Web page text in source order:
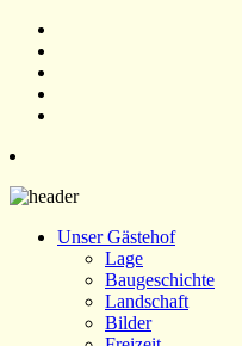
Unser Gästehof
Lage
Baugeschichte
Landschaft
Bilder